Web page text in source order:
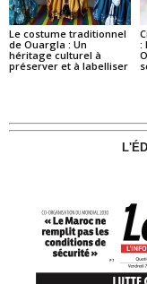
Le costume traditionnel
de Ouargla : Un
héritage culturel à
préserver et à labelliser
: